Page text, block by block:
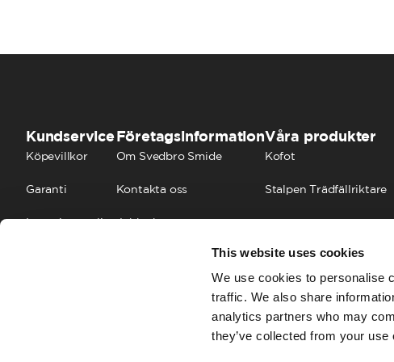
This website uses cookies
We use cookies to personalise
traffic. We also share
analytics partners who may
they’ve collected from your
Kundservice
Köpevillkor
Garanti
Integritetspolicy
Företagsinformation
Om Svedbro Smide
Kontakta oss
Jobba hos oss
Våra produkter
Kofot
Stalpen Trädfällriktare